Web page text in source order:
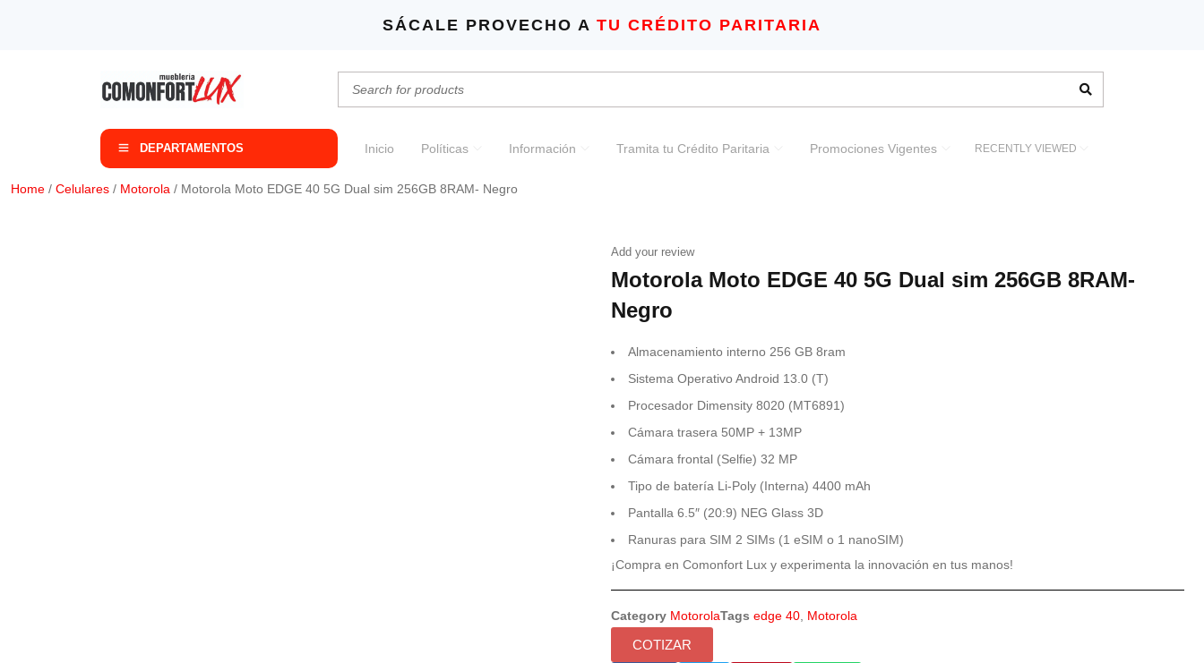
SÁCALE PROVECHO A TU CRÉDITO PARITARIA
DEPARTAMENTOS Inicio Políticas Información Tramita tu Crédito Paritaria Promociones Vigentes RECENTLY VIEWED
Home / Celulares / Motorola / Motorola Moto EDGE 40 5G Dual sim 256GB 8RAM- Negro
Add your review
Motorola Moto EDGE 40 5G Dual sim 256GB 8RAM-
Negro
Almacenamiento interno 256 GB 8ram
Sistema Operativo Android 13.0 (T)
Procesador Dimensity 8020 (MT6891)
Cámara trasera 50MP + 13MP
Cámara frontal (Selfie) 32 MP
Tipo de batería Li-Poly (Interna) 4400 mAh
Pantalla 6.5″ (20:9) NEG Glass 3D
Ranuras para SIM 2 SIMs (1 eSIM o 1 nanoSIM)
¡Compra en Comonfort Lux y experimenta la innovación en tus manos!
Category MotorolaTags edge 40 Motorola
COTIZAR